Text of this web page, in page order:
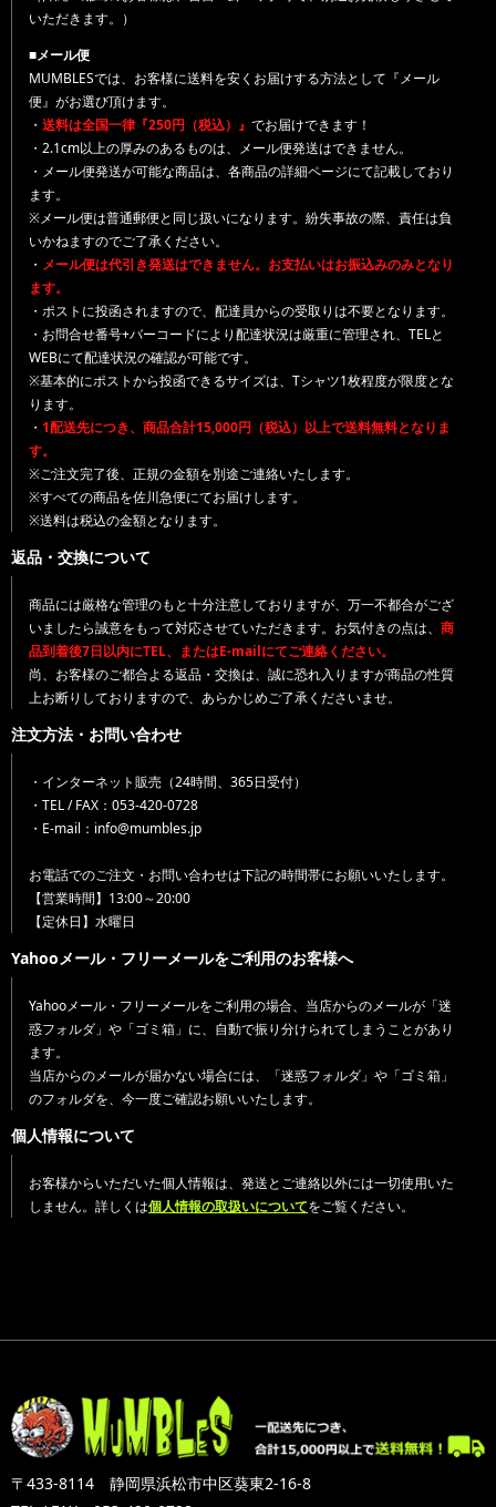
いただきます。）
■メール便
MUMBLESでは、お客様に送料を安くお届けする方法として『メール
便』がお選び頂けます。
・ 送料は全国一律『250円（税込）』 でお届けできます！
・2.1cm以上の厚みのあるものは、メール便発送はできません。
・メール便発送が可能な商品は、各商品の詳細ページにて記載しており
ます。
※メール便は普通郵便と同じ扱いになります。紛失事故の際、責任は負
いかねますのでご了承ください。
・ メール便は代引き発送はできません。お支払いはお振込みのみとなり
ます。
・ポストに投函されますので、配達員からの受取りは不要となります。
・お問合せ番号+バーコードにより配達状況は厳重に管理され、TELと
WEBにて配達状況の確認が可能です。
※基本的にポストから投函できるサイズは、Tシャツ1枚程度が限度とな
ります。
・ 1配送先につき、商品合計15,000円（税込）以上で送料無料となりま
す。
※ご注文完了後、正規の金額を別途ご連絡いたします。
※すべての商品を佐川急便にてお届けします。
※送料は税込の金額となります。
返品・交換について
商品には厳格な管理のもと十分注意しておりますが、万一不都合がござ
いましたら誠意をもって対応させていただきます。お気付きの点は、 商
品到着後7日以内にTEL、またはE-mailにてご連絡ください。
尚、お客様のご都合よる返品・交換は、誠に恐れ入りますが商品の性質
上お断りしておりますので、あらかじめご了承くださいませ。
注文方法・お問い合わせ
・インターネット販売（24時間、365日受付）
・TEL / FAX：053-420-0728
・E-mail：info@mumbles.jp
お電話でのご注文・お問い合わせは下記の時間帯にお願いいたします。
【営業時間】13:00～20:00
【定休日】水曜日
Yahooメール・フリーメールをご利用のお客様へ
Yahooメール・フリーメールをご利用の場合、当店からのメールが「迷
惑フォルダ」や「ゴミ箱」に、自動で振り分けられてしまうことがあり
ます。
当店からのメールが届かない場合には、「迷惑フォルダ」や「ゴミ箱」
のフォルダを、今一度ご確認お願いいたします。
個人情報について
お客様からいただいた個人情報は、発送とご連絡以外には一切使用いた
しません。詳しくは個人情報の取扱いについてをご覧ください。
〒433-8114 静岡県浜松市中区葵東2-16-8